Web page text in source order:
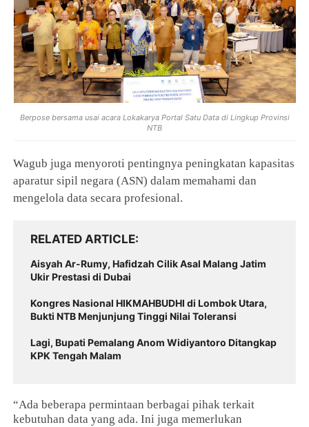
Berpose bersama usai acara Lokakarya Portal Satu Data di Lingkup Provinsi
NTB
Wagub juga menyoroti pentingnya peningkatan kapasitas
aparatur sipil negara (ASN) dalam memahami dan
mengelola data secara profesional.
RELATED ARTICLE
Aisyah Ar-Rumy, Hafidzah Cilik Asal Malang Jatim
Ukir Prestasi di Dubai
Kongres Nasional HIKMAHBUDHI di Lombok Utara,
Bukti NTB Menjunjung Tinggi Nilai Toleransi
Lagi, Bupati Pemalang Anom Widiyantoro Ditangkap
KPK Tengah Malam
“Ada beberapa permintaan berbagai pihak terkait
kebutuhan data yang ada. Ini juga memerlukan